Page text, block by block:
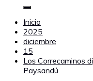
Inicio
2025
diciembre
15
Los Correcaminos
Paysandú